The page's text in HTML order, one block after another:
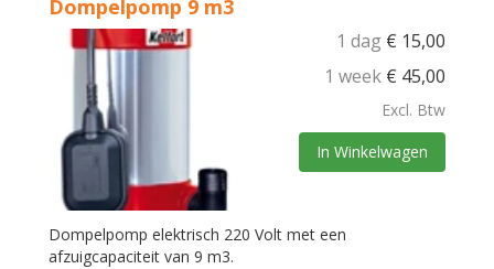
Dompelpomp 9 m3
1 dag € 15,00
1 week € 45,00
Excl. Btw
In Winkelwagen
Dompelpomp elektrisch 220 Volt met een
afzuigcapaciteit van 9 m3.